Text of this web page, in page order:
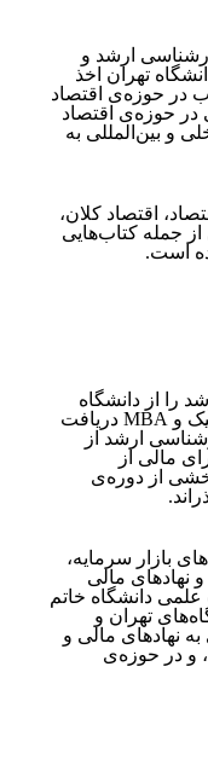
ارشد و
تهران اخذ
در حوزه‌ی اقتصاد
در حوزه‌ی اقتصاد
و بین‌المللی به‌
اقتصاد کلان،
از جمله کتاب‌هایی
است.
را از دانشگاه
شریف در رشته‌های مهندسی الکترونیک و MBA دریافت
ارشد از
مالی از
از دوره‌ی
بازار سرمایه،
مالی
دانشگاه خاتم
تهران و
نهادهای مالی و
و در حوزه‌ی